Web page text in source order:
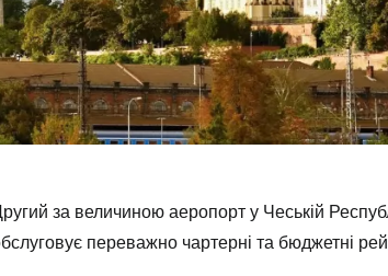
за величиною аеропорт у Чеській
переважно чартерні та бюджетні